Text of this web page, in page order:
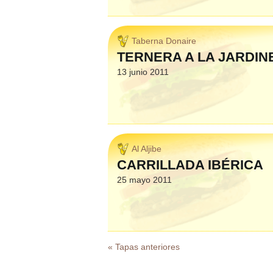
Taberna Donaire
TERNERA A LA
13 junio 2011
Al Aljibe
CARRILLADA IBÉRICA
25 mayo 2011
« Tapas anteriores